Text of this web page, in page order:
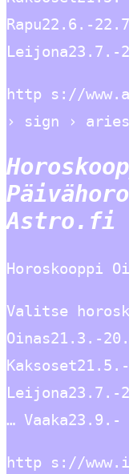
Rapu22.6.-
Leijona23.7.-
http s://
› sign › aries
Astro.fi
Horoskooppi
Valitse
Oinas21.3.-
… Vaaka23.9.-
http s://